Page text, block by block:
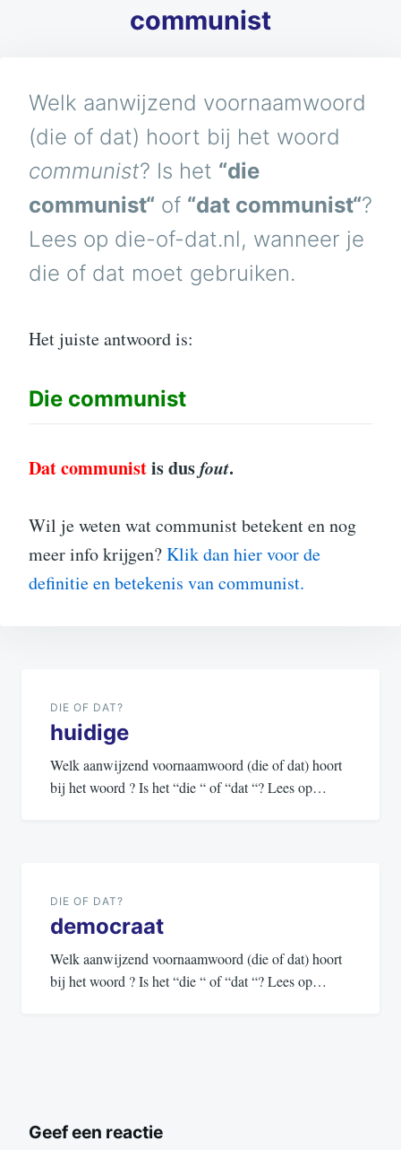
communist
Welk aanwijzend voornaamwoord
(die of dat) hoort bij het woord
communist? Is het “die
communist“ of “dat communist“?
Lees op die-of-dat.nl, wanneer je
die of dat moet gebruiken.
Het juiste antwoord is:
Die communist
Dat communistis dusfout.
Wil je weten wat communist betekent en nog
meer info krijgen?Klik dan hier voor de
definitie en betekenis van communist.
navigatie
DIE OF DAT?
huidige
Welk aanwijzend voornaamwoord (die of dat) hoort
bij het woord ? Is het “die “ of “dat “? Lees op…
DIE OF DAT?
democraat
Welk aanwijzend voornaamwoord (die of dat) hoort
bij het woord ? Is het “die “ of “dat “? Lees op…
Geef een reactie